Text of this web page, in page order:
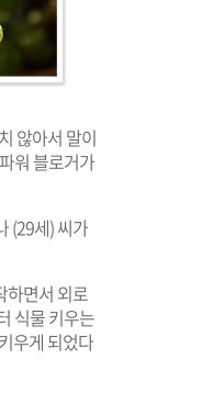
않아서 말이
워 블로거가
(29세) 씨가
하면서 외로
식물 키우는
우게 되었다